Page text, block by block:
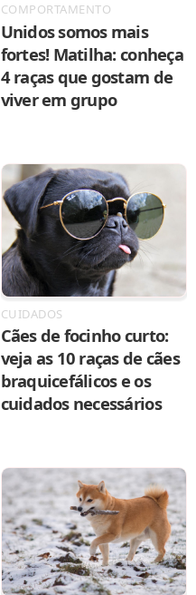
COMPORTAMENTO
Unidos somos mais
fortes! Matilha: conheça
4 raças que gostam de
viver em grupo
CUIDADOS
Cães de focinho curto:
veja as 10 raças de cães
braquicefálicos e os
cuidados necessários